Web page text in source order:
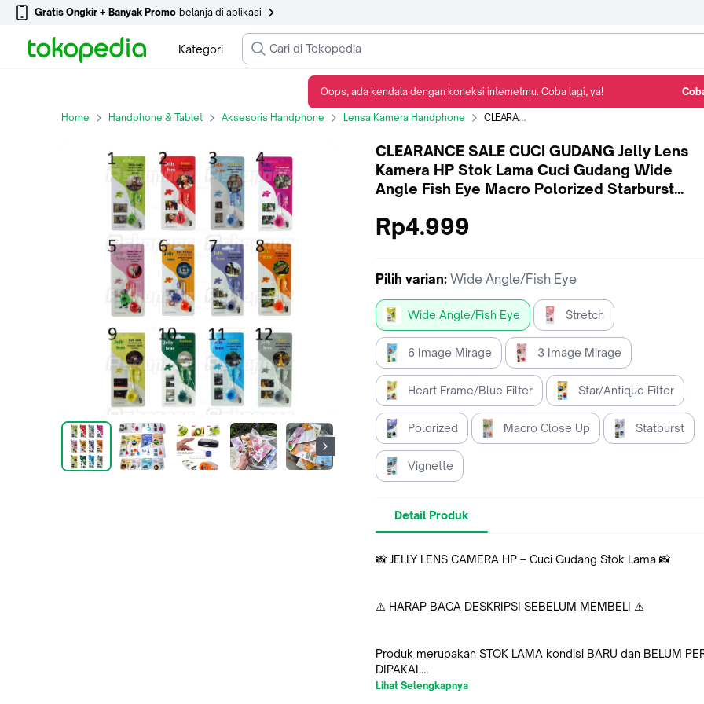
Gratis Ongkir + Banyak Promo belanja di aplikasi
Kategori
Home Handphone & Tablet Aksesoris Handphone Lensa Kamera Handphone CLEARANCE SALE CUCI GUDANG Jelly Lens Kamera HP Stok Lama Cuci Gudang Wide Angle Fish Eye Macro Polorized Starburst Mirage Vignette Filter Kamera HP Original - Wide Angle/Fish Eye
CLEARANCE SALE CUCI GUDANG Jelly Lens
Kamera HP Stok Lama Cuci Gudang Wide
Angle Fish Eye Macro Polorized Starburst
Wide Angle/Fish Eye
Rp4.999
Pilih varian: Wide Angle/Fish Eye
Wide Angle/Fish Eye Stretch
6 Image Mirage 3 Image Mirage
Heart Frame/Blue Filter Star/Antique Filter
Polorized Macro Close Up Statburst
Vignette
Detail Produk
📸 JELLY LENS CAMERA HP – Cuci Gudang Stok Lama 📸
⚠️ HARAP BACA DESKRIPSI SEBELUM MEMBELI ⚠️
Produk merupakan STOK LAMA kondisi BARU dan BELUM
DIPAKAI.
Lihat Selengkapnya
Oops, ada kendala dengan koneksi internetmu. Coba lagi, ya!